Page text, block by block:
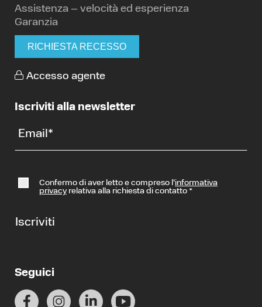
Assistenza – velocità ed esperienza
Garanzia
RICHIESTA RECESSO
Accesso agente
Iscriviti alla newsletter
Email *
Confermo di aver letto e compreso l’informativa
privacyrelativa alla richiesta di contatto *
Iscriviti
Seguici